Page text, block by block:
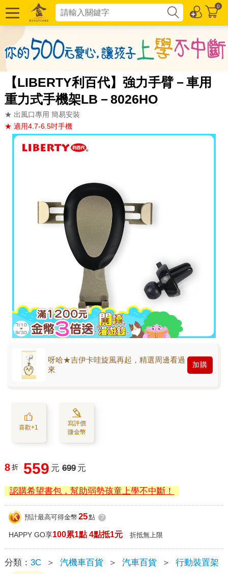
0
【LIBERTY利百代】強力手臂－車用
重力式手機架LB－8026HO
★ 出風口專用 簡易安裝
★ 適用4.7-6.5吋手機
呀哈★吉伊卡哇旋風再起，精選周邊看過
來
加購
喜歡+1
寫評價
賺金幣
8 折 559 元 699 元
認購希望書包，幫助弱勢孩童上學不中斷！
預計最高可得金幣 25點 ?
HAPPY GO享100累1點 4點抵1元 折抵無上限
分類： 3C ＞ 汽機車百貨 ＞ 汽車百貨 ＞ 行動裝置架